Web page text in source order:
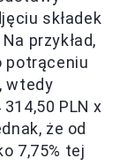
składek
przykład,
potrąceniu
wtedy
PLN x
że od
7,75% tej